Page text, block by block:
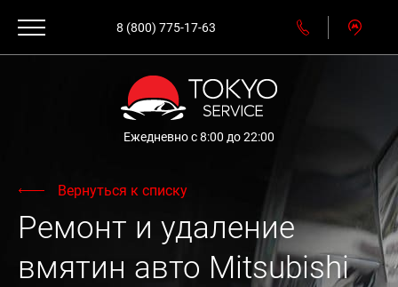
8 (800) 775-17-63
Ежедневно с 8:00 до 22:00
Вернуться к списку
Ремонт и удаление
вмятин авто Mitsubishi